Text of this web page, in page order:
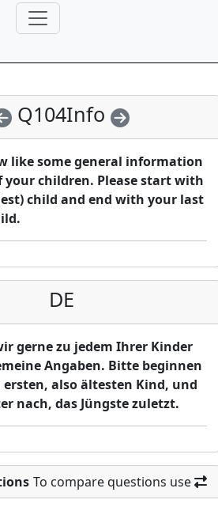
Q104Info
like some general information
your children. Please start with
child and end with your last
DE
gerne zu jedem Ihrer Kinder
Angaben. Bitte beginnen
also ältesten Kind, und
nach, das Jüngste zuletzt.
To compare questions use